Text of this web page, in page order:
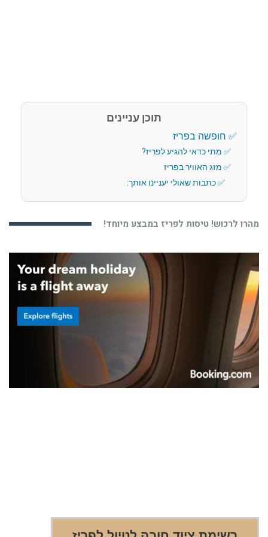
תוכן עניינים
חופשה בפריז
מתי כדאי להגיע לפריז?
מזג האוויר בפריז
כתבות שאולי יעניינו אותך:
מהרו לרכוש! טיסות לפריז במבצע מיוחד!